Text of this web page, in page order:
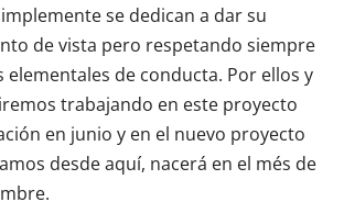
se dedican a dar su
de vista pero respetando siempre
elementales de conducta. Por ellos y
trabajando en este proyecto
en junio y en el nuevo proyecto
desde aquí, nacerá en el més de